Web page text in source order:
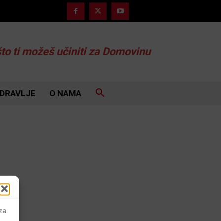
ti možeš učiniti za Domovinu
O NAMA